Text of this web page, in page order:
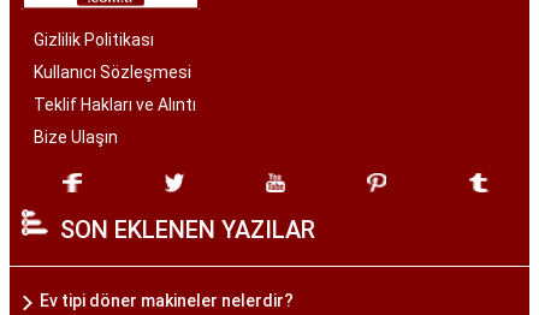
Gizlilik Politikası
Kullanıcı Sözleşmesi
Teklif Hakları ve Alıntı
Bize Ulaşın
SON EKLENEN YAZILAR
Ev tipi döner makineler nelerdir?